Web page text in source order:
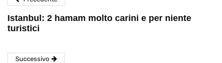
Istanbul: 2 hamam molto carini e per niente
turistici
Successivo